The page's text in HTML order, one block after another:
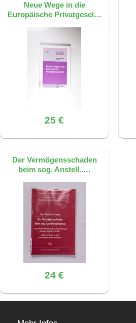
Neue Wege in die
Europäische Privatgesel…
25 €
Der Vermögensschaden
beim sog. Anstell..…
24 €